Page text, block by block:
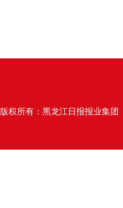
版权所有：黑龙江日报报业集